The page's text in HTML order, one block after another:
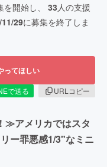
を開始し、 33 人の支援
29に募集を終了しま
ってほしい
で送る
URLコピー
≫アメリカではスタ
ー罪悪感1/3"なミニ